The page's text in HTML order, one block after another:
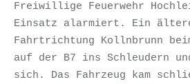
Freiwillige Feuerwehr
Einsatz alarmiert. Ein
Fahrtrichtung Kollnbrunn
auf der B7 ins Schleudern
sich. Das Fahrzeug kam